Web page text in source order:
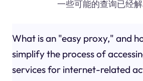
一些可能的查询已经
What is an "easy proxy," and
simplify the process of
services for internet-related